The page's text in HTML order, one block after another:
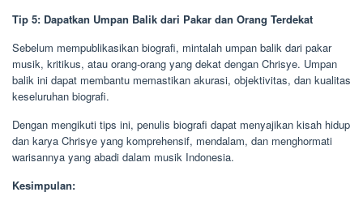
Tip 5: Dapatkan Umpan Balik dari Pakar dan Orang Terdekat
Sebelum mempublikasikan biografi, mintalah umpan balik dari pakar
musik, kritikus, atau orang-orang yang dekat dengan Chrisye. Umpan
balik ini dapat membantu memastikan akurasi, objektivitas, dan kualitas
keseluruhan biografi.
Dengan mengikuti tips ini, penulis biografi dapat menyajikan kisah hidup
dan karya Chrisye yang komprehensif, mendalam, dan menghormati
warisannya yang abadi dalam musik Indonesia.
Kesimpulan: